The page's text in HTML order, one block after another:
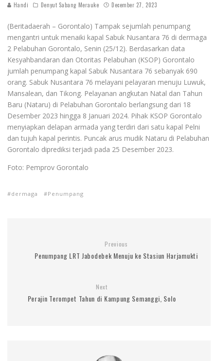
Handi Denyut Sabang Merauke December 27, 2023
(Beritadaerah – Gorontalo) Tampak sejumlah penumpang
mengantri untuk menaiki kapal Sabuk Nusantara 76 di dermaga
2 Pelabuhan Gorontalo, Senin (25/12). Berdasarkan data
Kesyahbandaran dan Otoritas Pelabuhan (KSOP) Gorontalo
jumlah penumpang kapal Sabuk Nusantara 76 sebanyak 690
orang. Sabuk Nusantara 76 melayani pelayaran menuju Luwuk,
Mansalean, dan Tikong. Pelayanan angkutan Natal dan Tahun
Baru (Nataru) di Pelabuhan Gorontalo berlangsung dari 18
Desember 2023 hingga 8 Januari 2024. Pihak KSOP Gorontalo
menyiapkan delapan armada yang terdiri dari satu kapal Pelni
dan tujuh kapal perintis. Puncak arus mudik Nataru di Pelabuhan
Gorontalo diprediksi terjadi pada 25 Desember 2023.
Foto: Pemprov Gorontalo
dermaga Penumpang
Previous
Penumpang LRT Jabodebek Menuju ke Stasiun Harjamukti
Next
Perajin Terompet Tahun di Kampung Semanggi, Solo